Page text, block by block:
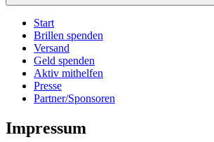
Start
Brillen spenden
Versand
Geld spenden
Aktiv mithelfen
Presse
Partner/Sponsoren
Impressum